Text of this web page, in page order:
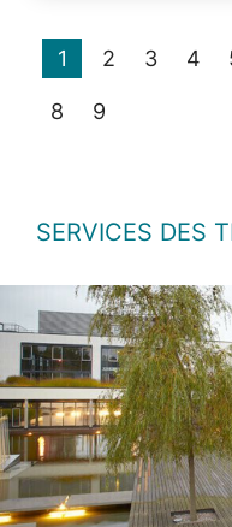
1 2 3 4
8 9
SERVICES DES